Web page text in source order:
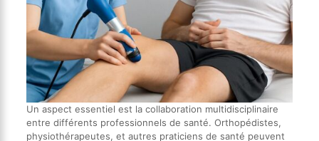
Un aspect essentiel est la collaboration multidisciplinaire
entre différents professionnels de santé. Orthopédistes,
physiothérapeutes, et autres praticiens de santé peuvent